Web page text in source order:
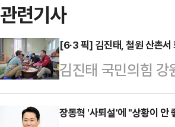
관련기사
[6·3 픽] 김진태, 철원 산촌서
김진태 국민의힘
항을 잇는 어촌 행
인 철원을 찾았다.
장동혁 '사퇴설'에 "상황이 안